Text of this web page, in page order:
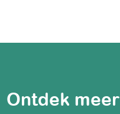
Ontdek meer